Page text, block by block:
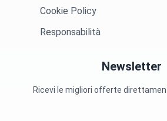
Cookie Policy
Responsabilità
Newsletter
Ricevi le migliori offerte